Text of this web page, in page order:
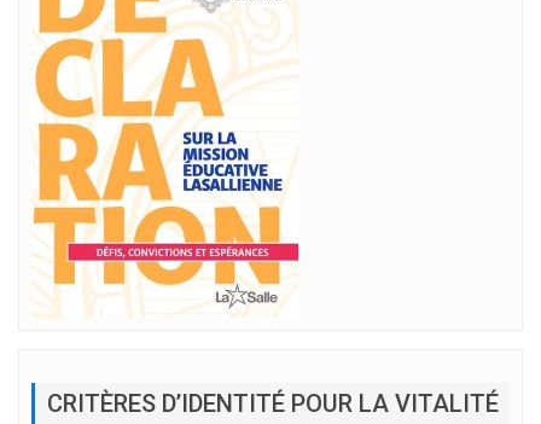
CRITÈRES D’IDENTITÉ POUR LA VITALITÉ